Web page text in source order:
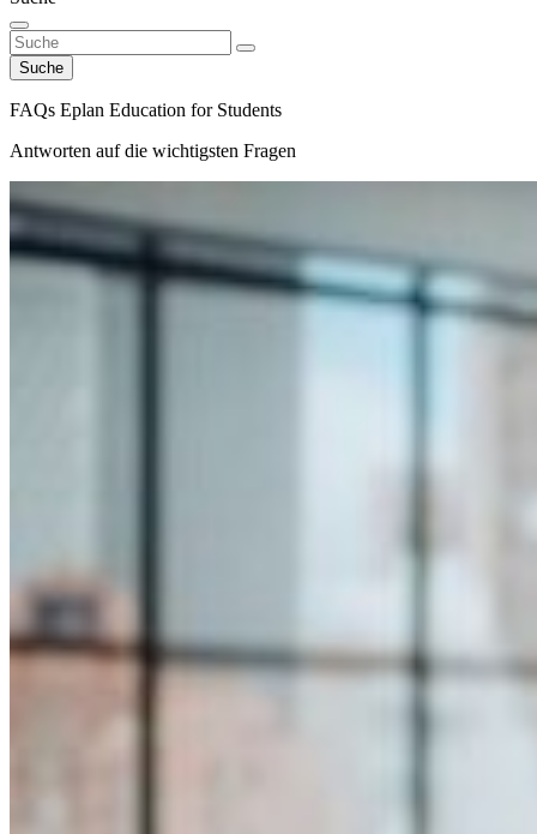
Suche
FAQs Eplan Education for Students
Antworten auf die wichtigsten Fragen